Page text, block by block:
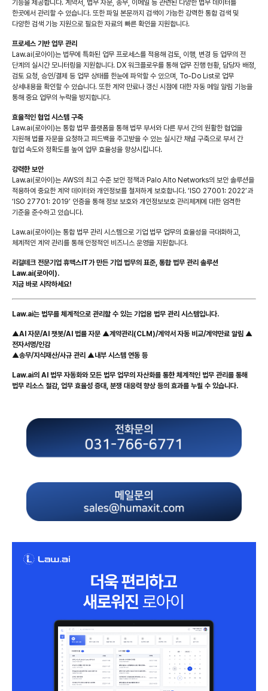
기능을 제공합니다. 계약서, 법무 자문, 송무, 이메일 등 관련된 다양한 법무 데이터를
한곳에서 관리할 수 있습니다. 또한 파일 본문까지 검색이 가능한 강력한 통합 검색 및
다양한 검색 기능 지원으로 필요한 자료의 빠른 확인을 지원합니다.
프로세스 기반 업무 관리
Law.ai(로아이)는 법무에 특화된 업무 프로세스를 적용해 검토, 이행, 변경 등 업무의 전
단계의 실시간 모니터링을 지원합니다. DX 워크플로우를 통해 업무 진행 현황, 담당자 배정,
검토 요청, 승인/결제 등 업무 상태를 한눈에 파악할 수 있으며, To-Do List로 업무
상세내용을 확인할 수 있습니다. 또한 계약 만료나 갱신 시점에 대한 자동 메일 알림 기능을
통해 중요 업무의 누락을 방지합니다.
효율적인 협업 시스템 구축
Law.ai(로아이)는 통합 법무 플랫폼을 통해 법무 부서와 다른 부서 간의 원활한 협업을
지원해 법률 자문을 요청하고 피드백을 주고받을 수 있는 실시간 채널 구축으로 부서 간
협업 속도와 정확도를 높여 업무 효율성을 향상시킵니다.
강력한 보안
Law.ai(로아이)는 AWS의 최고 수준 보안 정책과 Palo Alto Networks의 보안 솔루션을
적용하여 중요한 계약 데이터와 개인정보를 철저하게 보호합니다. ‘ISO 27001: 2022’과
‘ISO 27701: 2019’ 인증을 통해 정보 보호와 개인정보보호 관리체계에 대한 엄격한
기준을 준수하고 있습니다.
Law.ai(로아이)는 통합 법무 관리 시스템으로 기업 법무 업무의 효율성을 극대화하고,
체계적인 계약 관리를 통해 안정적인 비즈니스 운영을 지원합니다.
리걸테크 전문기업 휴맥스IT가 만든 기업 법무의 표준, 통합 법무 관리 솔루션
Law.ai(로아이).
지금 바로 시작하세요!
Law.ai는 법무를 체계적으로 관리할 수 있는 기업용 법무 관리 시스템입니다.
▲AI 자문/AI 챗봇/AI 법률 자문 ▲계약관리(CLM)/계약서 자동 비교/계약만료 알림 ▲
전자서명/인감
▲송무/지식재산/사규 관리 ▲내부 시스템 연동 등
Law.ai의 AI 법무 자동화와 모든 법무 업무의 자산화를 통한체계적인 법무 관리를 통해
법무 리소스 절감, 업무 효율성 증대, 분쟁 대응력 향상 등의 효과를 누릴 수 있습니다.